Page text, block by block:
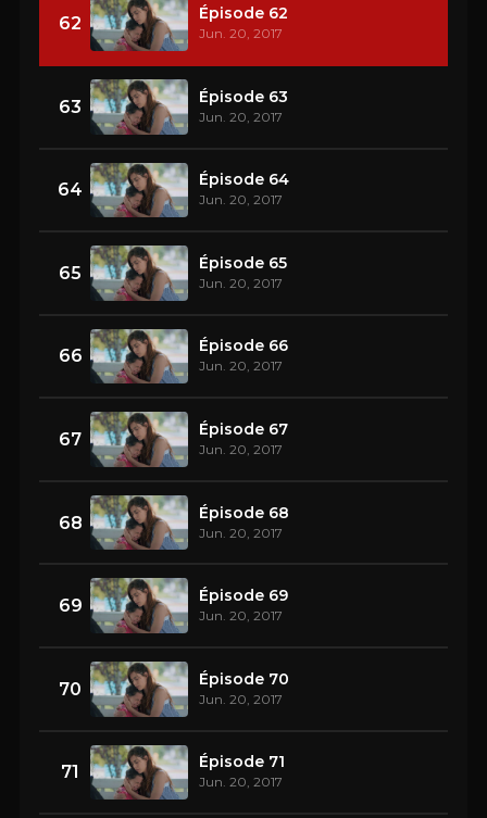
62 Épisode 62
Jun. 20, 2017
63 Épisode 63
Jun. 20, 2017
64 Épisode 64
Jun. 20, 2017
65 Épisode 65
Jun. 20, 2017
66 Épisode 66
Jun. 20, 2017
67 Épisode 67
Jun. 20, 2017
68 Épisode 68
Jun. 20, 2017
69 Épisode 69
Jun. 20, 2017
70 Épisode 70
Jun. 20, 2017
71 Épisode 71
Jun. 20, 2017